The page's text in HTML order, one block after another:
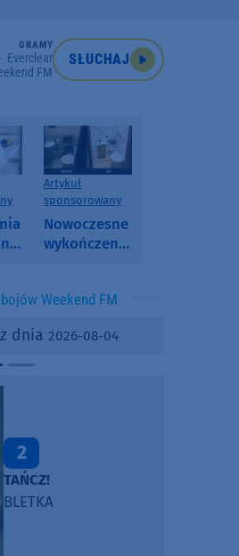
GRAMY
Everclear
FM
SŁUCHAJ
o
Artykuł
sponsorowany
Nowoczesne
wykończenia
SPC, WPC i
kamienny
Weekend FM
dnia 2026-08-04
2
TAŃCZ!
BLETKA